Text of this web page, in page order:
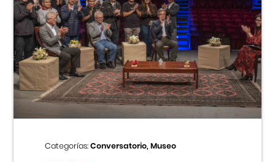
Categorías:Conversatorio, Museo